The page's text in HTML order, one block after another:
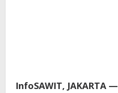
InfoSAWIT, JAKARTA —